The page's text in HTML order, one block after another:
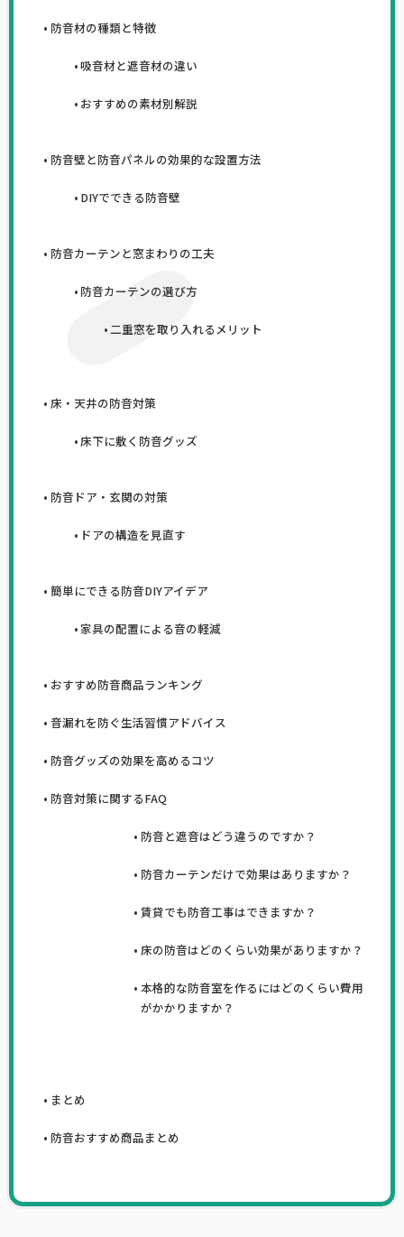
防音材の種類と特徴
吸音材と遮音材の違い
おすすめの素材別解説
防音壁と防音パネルの効果的な設置方法
DIYでできる防音壁
防音カーテンと窓まわりの工夫
防音カーテンの選び方
二重窓を取り入れるメリット
床・天井の防音対策
床下に敷く防音グッズ
防音ドア・玄関の対策
ドアの構造を見直す
簡単にできる防音DIYアイデア
家具の配置による音の軽減
おすすめ防音商品ランキング
音漏れを防ぐ生活習慣アドバイス
防音グッズの効果を高めるコツ
防音対策に関するFAQ
防音と遮音はどう違うのですか？
防音カーテンだけで効果はありますか？
賃貸でも防音工事はできますか？
床の防音はどのくらい効果がありますか？
本格的な防音室を作るにはどのくらい費用
がかかりますか？
まとめ
防音おすすめ商品まとめ